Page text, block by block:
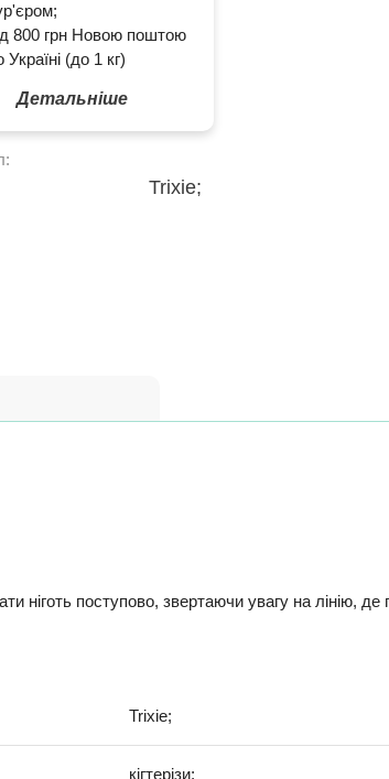
800 грн Новою поштою
Україні (до 1 кг)
Детальніше
Trixie;
ніготь поступово, звертаючи увагу на лінію,
Trixie;
кігтерізи;